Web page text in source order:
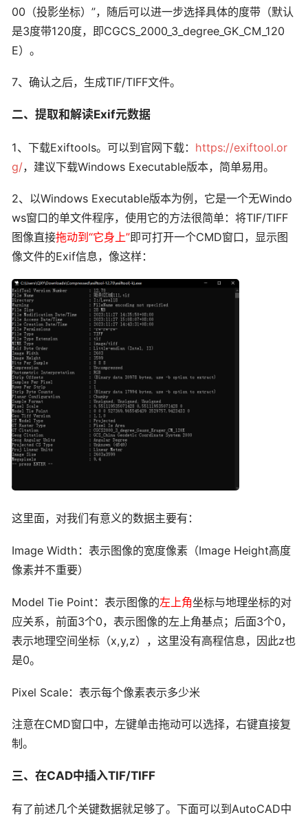
00（投影坐标）”，随后可以进一步选择具体的度带（默认
是3度带120度，即CGCS_2000_3_degree_GK_CM_120
E）。
7、确认之后，生成TIF/TIFF文件。
二、提取和解读Exif元数据
1、下载Exiftools。可以到官网下载： https://exiftool.or
g/，建议下载Windows Executable版本，简单易用。
2、以Windows Executable版本为例，它是一个无Windo
ws窗口的单文件程序，使用它的方法很简单：将TIF/TIFF
图像直接拖动到“它身上”即可打开一个CMD窗口，显示图
像文件的Exif信息，像这样：
这里面，对我们有意义的数据主要有：
Image Width：表示图像的宽度像素（Image Height高度
像素并不重要）
Model Tie Point：表示图像的左上角坐标与地理坐标的对
应关系，前面3个0，表示图像的左上角基点；后面3个0，
表示地理空间坐标（x,y,z），这里没有高程信息，因此z也
是0。
Pixel Scale：表示每个像素表示多少米
注意在CMD窗口中，左键单击拖动可以选择，右键直接复
制。
三、在CAD中插入TIF/TIFF
有了前述几个关键数据就足够了。下面可以到AutoCAD中